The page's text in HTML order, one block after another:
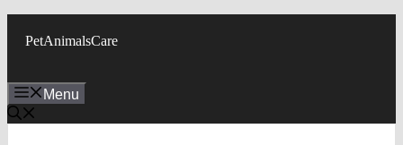
PetAnimalsCare
Menu